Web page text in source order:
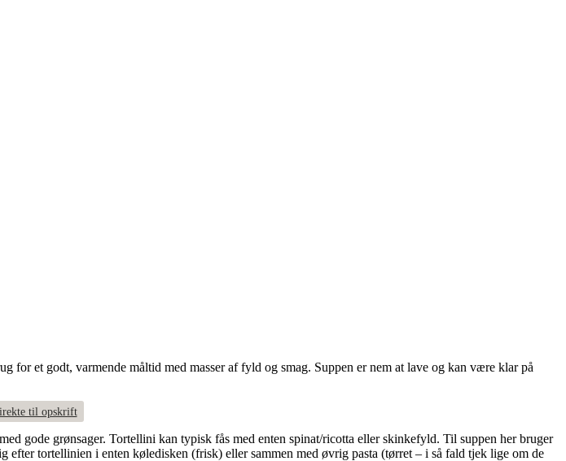
for et godt, varmende måltid med masser af fyld og smag. Suppen er nem at lave og kan være klar på
til opskrift
gode grønsager. Tortellini kan typisk fås med enten spinat/ricotta eller skinkefyld. Til suppen her bruger
tortellinien i enten køledisken (frisk) eller sammen med øvrig pasta (tørret – i så fald tjek lige om de